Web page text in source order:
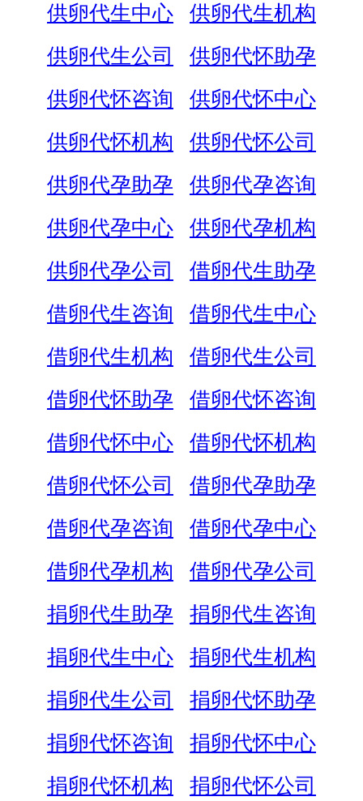
供卵代生中心
供卵代生机构
供卵代生公司
供卵代怀助孕
供卵代怀咨询
供卵代怀中心
供卵代怀机构
供卵代怀公司
供卵代孕助孕
供卵代孕咨询
供卵代孕中心
供卵代孕机构
供卵代孕公司
借卵代生助孕
借卵代生咨询
借卵代生中心
借卵代生机构
借卵代生公司
借卵代怀助孕
借卵代怀咨询
借卵代怀中心
借卵代怀机构
借卵代怀公司
借卵代孕助孕
借卵代孕咨询
借卵代孕中心
借卵代孕机构
借卵代孕公司
捐卵代生助孕
捐卵代生咨询
捐卵代生中心
捐卵代生机构
捐卵代生公司
捐卵代怀助孕
捐卵代怀咨询
捐卵代怀中心
捐卵代怀机构
捐卵代怀公司